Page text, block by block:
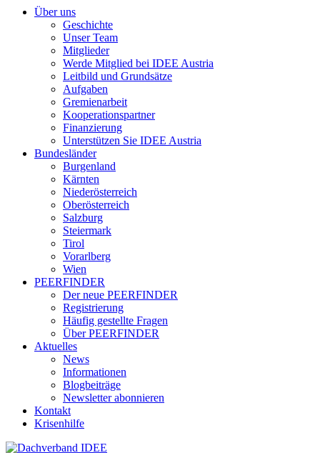
Über uns
Geschichte
Unser Team
Mitglieder
Werde Mitglied bei IDEE Austria
Leitbild und Grundsätze
Aufgaben
Gremienarbeit
Kooperationspartner
Finanzierung
Unterstützen Sie IDEE Austria
Bundesländer
Burgenland
Kärnten
Niederösterreich
Oberösterreich
Salzburg
Steiermark
Tirol
Vorarlberg
Wien
PEERFINDER
Der neue PEERFINDER
Registrierung
Häufig gestellte Fragen
Über PEERFINDER
Aktuelles
News
Informationen
Blogbeiträge
Newsletter abonnieren
Kontakt
Krisenhilfe